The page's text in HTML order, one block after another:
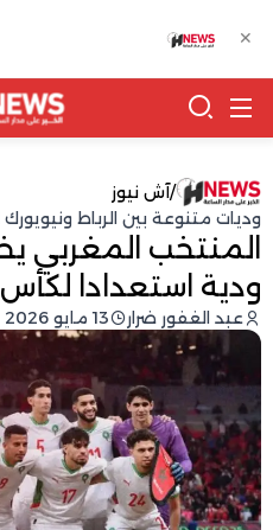
/آش نيوز
وديات متنوعة بين الرباط
ودية استعدادا لكأس
عبد الغفور ضرار 13 مايو 2026 - 01:00
✕